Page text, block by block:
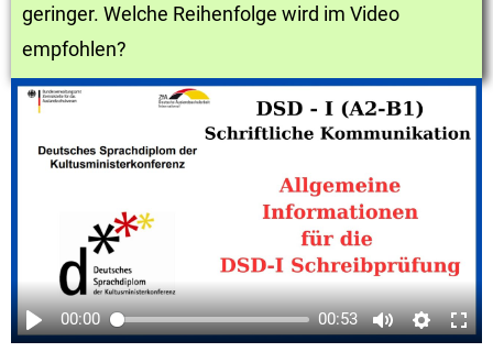
geringer. Welche Reihenfolge wird im Video
empfohlen?
00:00 00:53